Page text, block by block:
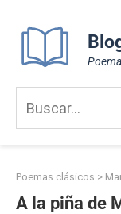
content
Poemas clásicos >
A la piña de